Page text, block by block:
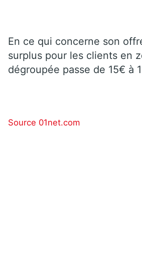
En ce qui concerne son
surplus pour les clients en
dégroupée passe de 15€ à
Source 01net.com